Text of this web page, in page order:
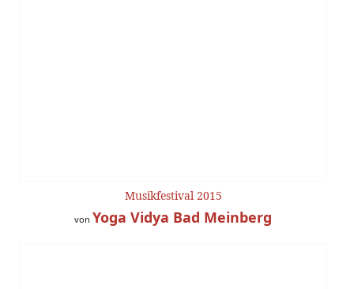
Musikfestival 2015
von Yoga Vidya Bad Meinberg